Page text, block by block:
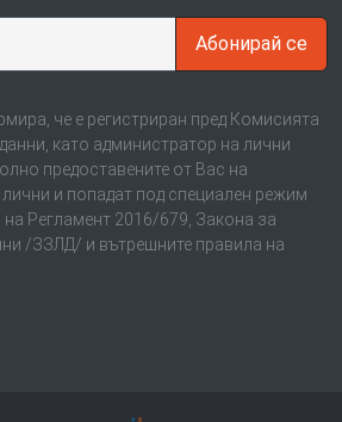
Абонирай се
че е регистриран пред Комисията
като администратор на лични
предоставените от Вас на
лични и попадат под специален режим
Регламент 2016/679, Закона за
/ЗЗЛД/ и вътрешните правила на